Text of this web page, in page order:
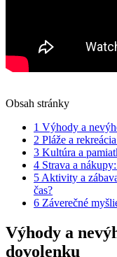
Obsah stránky
1 Výhody a
2 Pláže a
3 Kultúra a
4 Strava a
5 Aktivity a
čas?
6 Záverečné
Výhody a
dovolenku